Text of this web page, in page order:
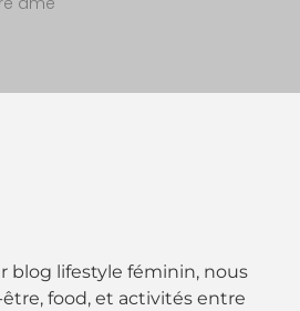
blog lifestyle féminin, nous
food, et activités entre